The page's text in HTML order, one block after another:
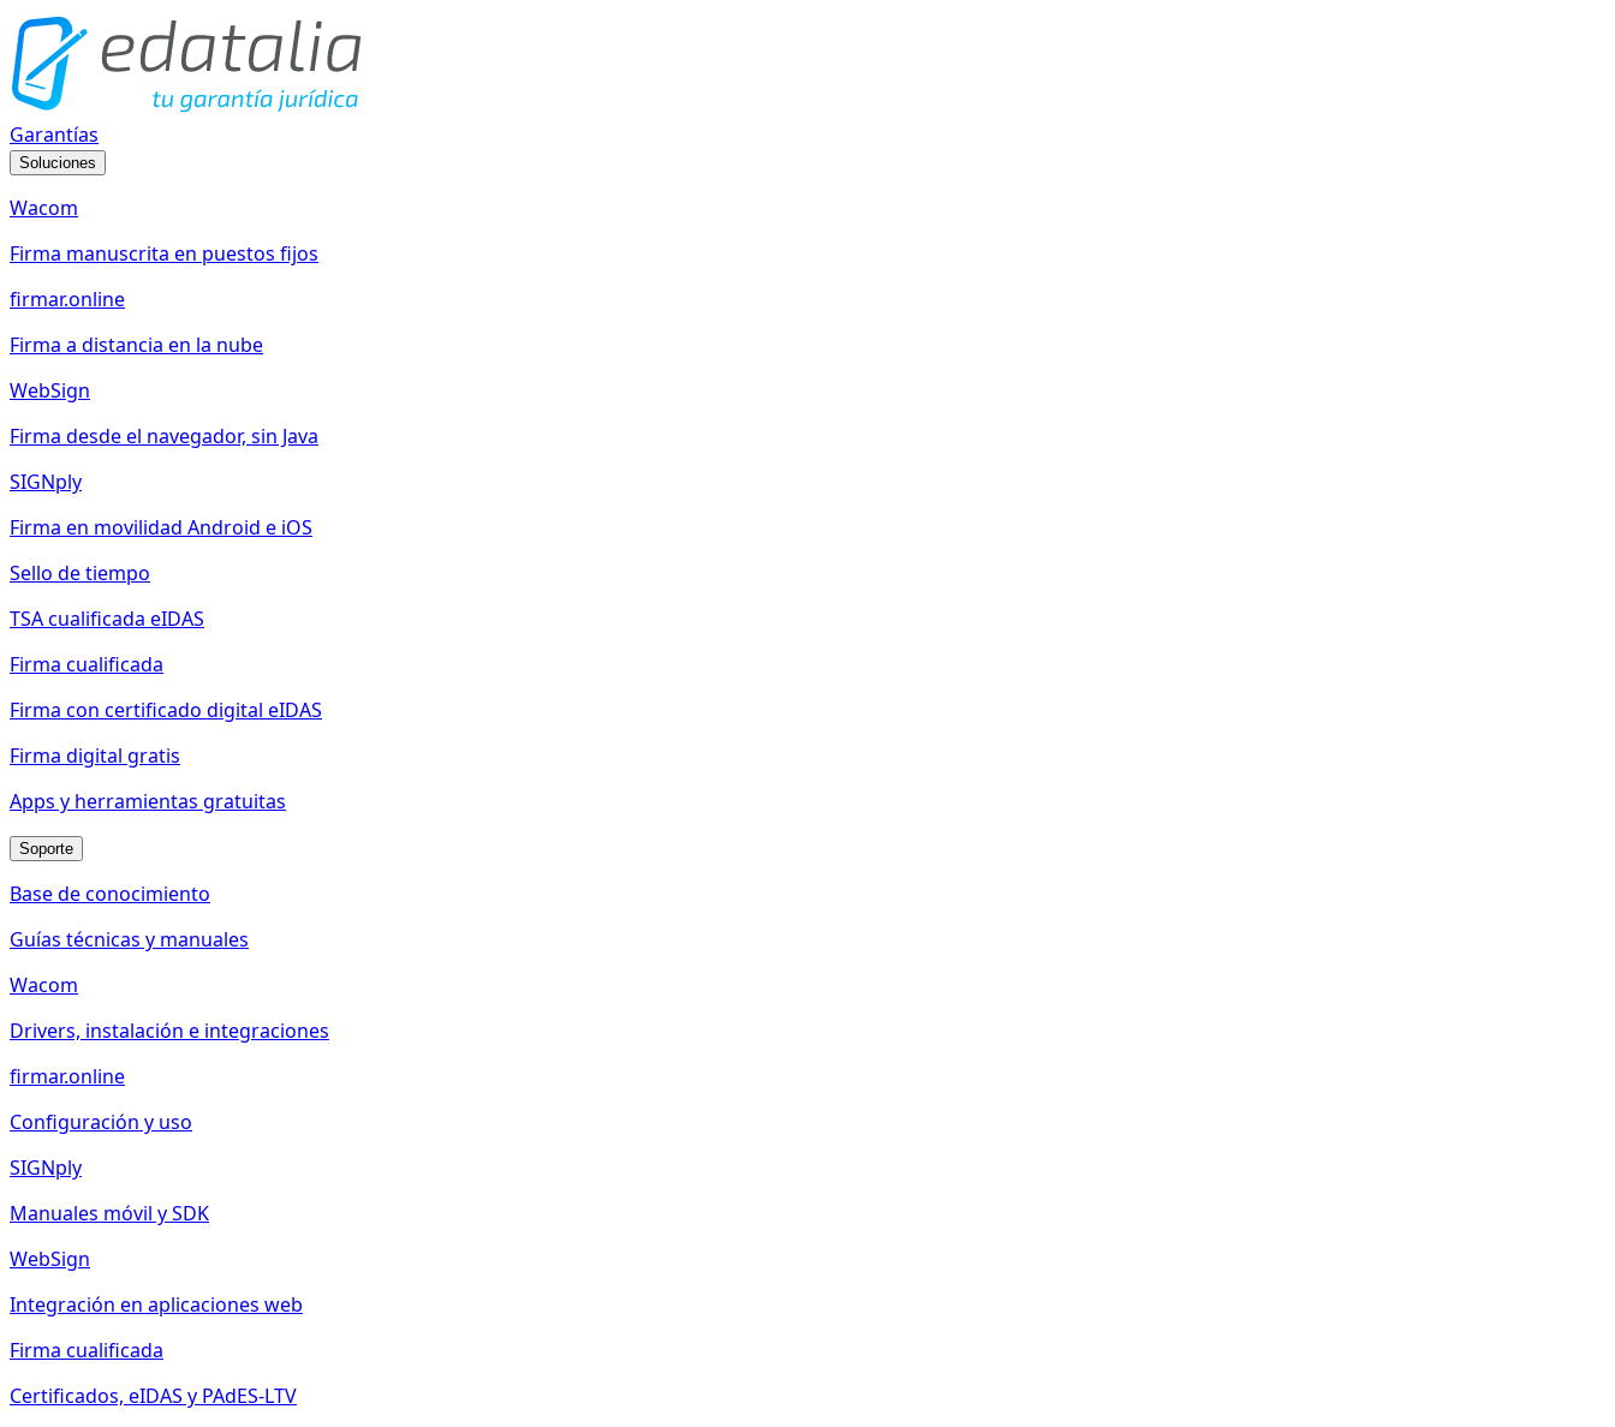
Garantías
Soluciones
Wacom
Firma manuscrita en puestos fijos
firmar.online
Firma a distancia en la nube
WebSign
Firma desde el navegador, sin Java
SIGNply
Firma en movilidad Android e iOS
Sello de tiempo
TSA cualificada eIDAS
Firma cualificada
Firma con certificado digital eIDAS
Firma digital gratis
Apps y herramientas gratuitas
Soporte
Base de conocimiento
Guías técnicas y manuales
Wacom
Drivers, instalación e integraciones
firmar.online
Configuración y uso
SIGNply
Manuales móvil y SDK
WebSign
Integración en aplicaciones web
Firma cualificada
Certificados, eIDAS y PAdES-LTV